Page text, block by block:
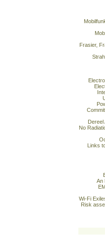
Frasier,
Dereel
No
Links
An
Wi-Fi
Risk